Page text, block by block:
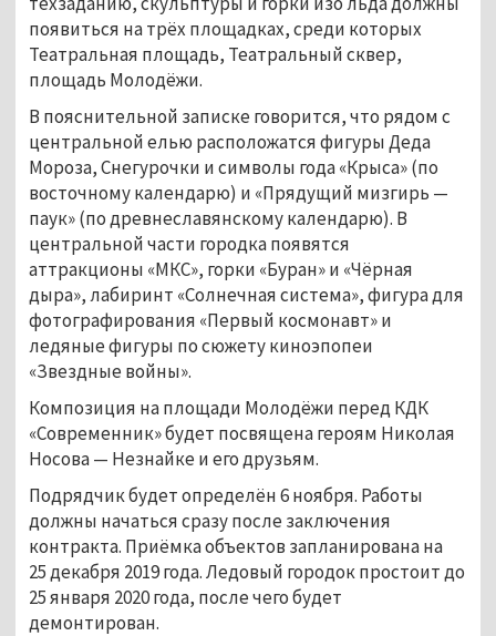
появиться на трёх площадках, среди которых
Театральная площадь, Театральный сквер,
площадь Молодёжи.
В пояснительной записке говорится, что рядом с
центральной елью расположатся фигуры Деда
Мороза, Снегурочки и символы года «Крыса» (по
восточному календарю) и «Прядущий мизгирь —
паук» (по древнеславянскому календарю). В
центральной части городка появятся
аттракционы «МКС», горки «Буран» и «Чёрная
дыра», лабиринт «Солнечная система», фигура для
фотографирования «Первый космонавт» и
ледяные фигуры по сюжету киноэпопеи
«Звездные войны».
Композиция на площади Молодёжи перед КДК
«Современник» будет посвящена героям Николая
Носова — Незнайке и его друзьям.
Подрядчик будет определён 6 ноября. Работы
должны начаться сразу после заключения
контракта. Приёмка объектов запланирована на
25 декабря 2019 года. Ледовый городок простоит до
25 января 2020 года, после чего будет
демонтирован.